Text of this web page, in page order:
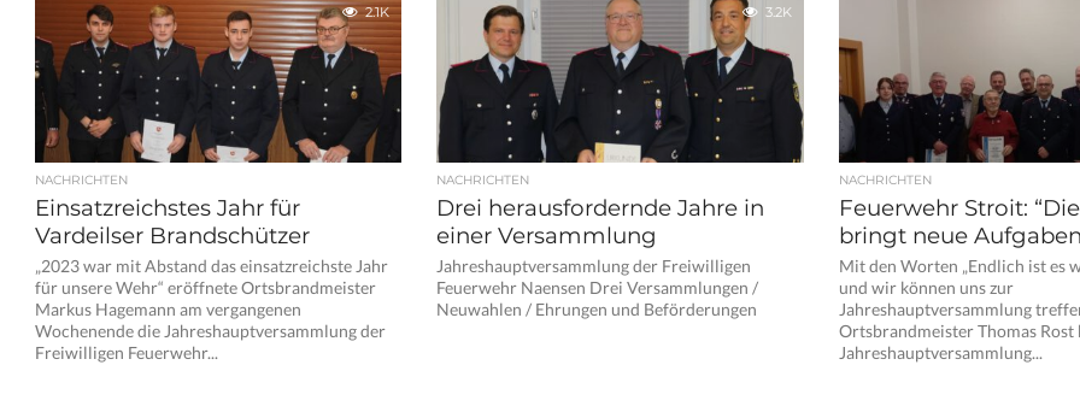
2.1K
NACHRICHTEN
Einsatzreichstes Jahr für
Vardeilser Brandschützer
„2023 war mit Abstand das einsatzreichste Jahr
für unsere Wehr“ eröffnete Ortsbrandmeister
Markus Hagemann am vergangenen
Wochenende die Jahreshauptversammlung der
Freiwilligen Feuerwehr...
3.2K
NACHRICHTEN
Drei herausfordernde Jahre in
einer Versammlung
Jahreshauptversammlung der Freiwilligen
Feuerwehr Naensen Drei Versammlungen /
Neuwahlen / Ehrungen und Beförderungen
NACHRICHTEN
Feuerwehr Stroit:
bringt neue
Mit den Worten „Endlich ist es
und wir können uns zur
Jahreshauptversammlung
Ortsbrandmeister Thomas Rost
Jahreshauptversammlung...